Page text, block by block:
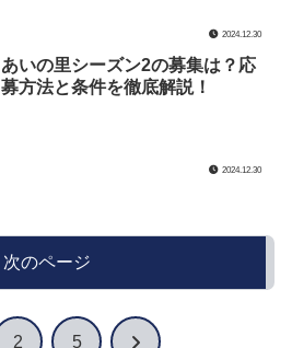
2024.12.30
あいの里シーズン2の募集は？応
募方法と条件を徹底解説！
2024.12.30
次のページ
2 5 次